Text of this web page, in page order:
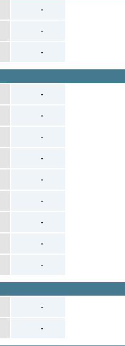
-
-
-
-
-
-
-
-
-
-
-
-
-
-